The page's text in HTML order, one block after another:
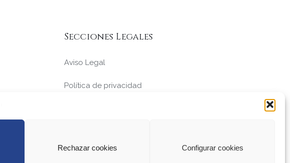
Rechazar cookies Configurar cookies
Secciones Legales
Aviso Legal
Política de privacidad